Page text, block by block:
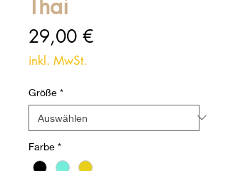
Thai
29,00 €Preis
inkl. MwSt.
Größe *
Farbe *